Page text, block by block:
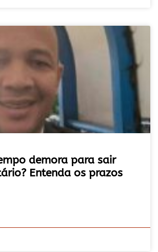
demora para sair
Entenda os prazos